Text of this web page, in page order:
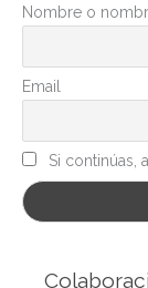
r
a
s
Nombre o
Email
Si continúas,